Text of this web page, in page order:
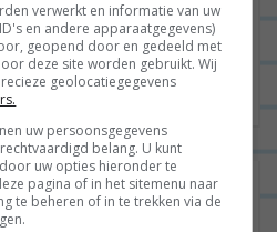
VOLGENDE POST
verwerkt en informatie van uw
en andere apparaatgegevens)
geopend door en gedeeld met
deze site worden gebruikt. Wij
geolocatiegegevens
uw persoonsgegevens
belang. U kunt
uw opties hieronder te
pagina of in het sitemenu naar
te beheren of in te trekken via de